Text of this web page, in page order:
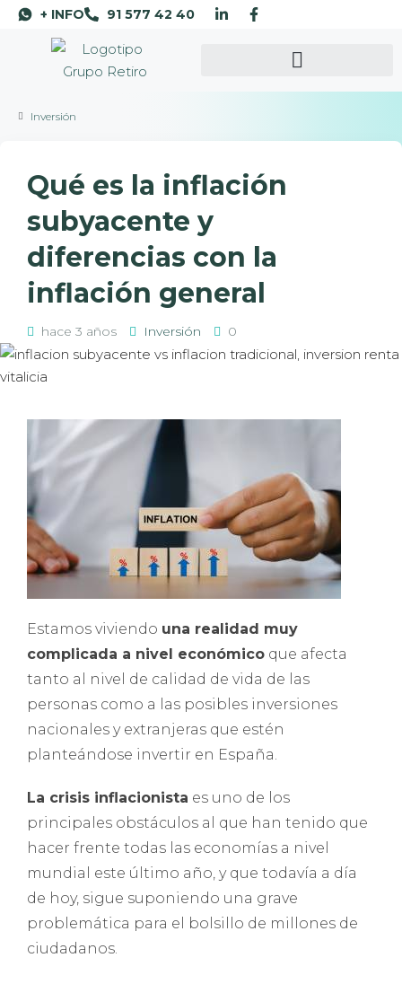
+ INFO 91 577 42 40
Inversión
Qué es la inflación
subyacente y
diferencias con la
inflación general
hace 3 años Inversión 0
Estamos viviendo una realidad muy
complicada a nivel económico que afecta
tanto al nivel de calidad de vida de las
personas como a las posibles inversiones
nacionales y extranjeras que estén
planteándose invertir en España.
La crisis inflacionista es uno de los
principales obstáculos al que han tenido que
hacer frente todas las economías a nivel
mundial este último año, y que todavía a día
de hoy, sigue suponiendo una grave
problemática para el bolsillo de millones de
ciudadanos.